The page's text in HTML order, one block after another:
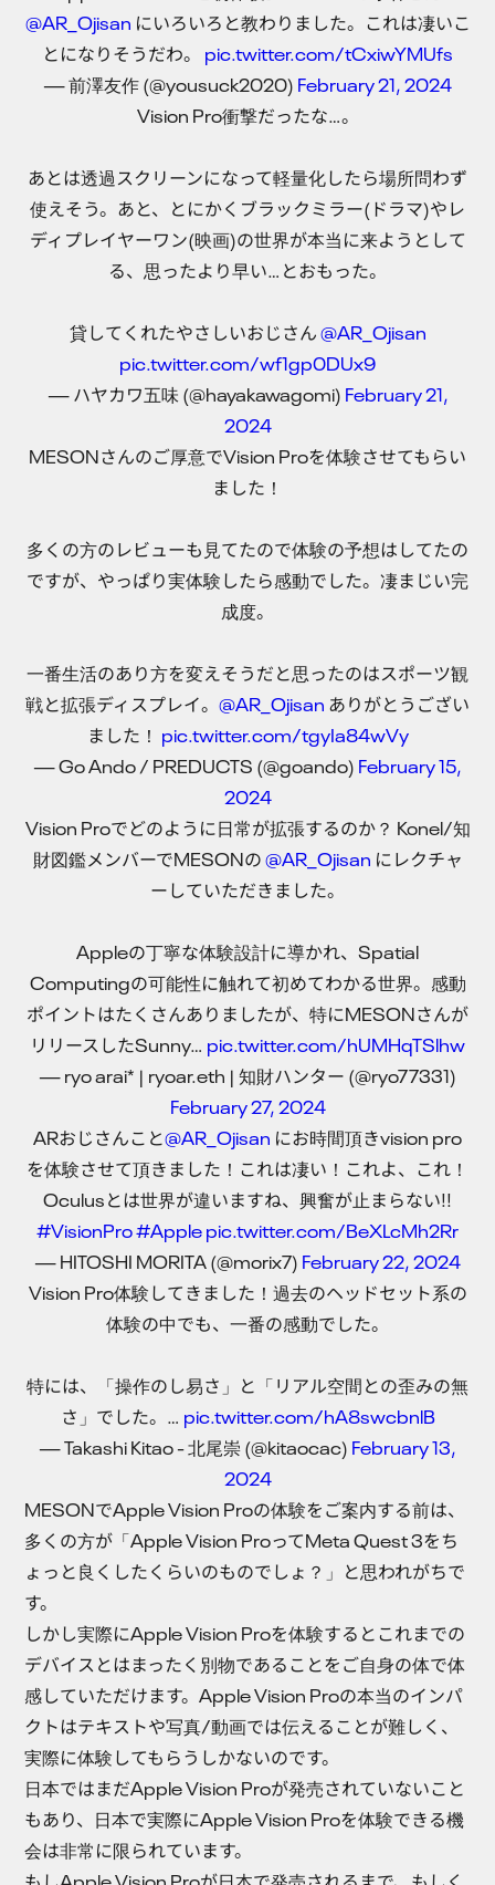
@AR_Ojisan にいろいろと教わりました。これは凄いこ
とになりそうだわ。 pic.twitter.com/tCxiwYMUfs
— 前澤友作 (@yousuck2020) February 21, 2024
Vision Pro衝撃だったな…。
あとは透過スクリーンになって軽量化したら場所問わず
使えそう。あと、とにかくブラックミラー(ドラマ)やレ
ディプレイヤーワン(映画)の世界が本当に来ようとして
る、思ったより早い…とおもった。
貸してくれたやさしいおじさん@AR_Ojisan
pic.twitter.com/wf1gp0DUx9
— ハヤカワ五味 (@hayakawagomi) February 21,
2024
MESONさんのご厚意でVision Proを体験させてもらい
ました！
多くの方のレビューも見てたので体験の予想はしてたの
ですが、やっぱり実体験したら感動でした。凄まじい完
成度。
一番生活のあり方を変えそうだと思ったのはスポーツ観
戦と拡張ディスプレイ。 @AR_Ojisan ありがとうござい
ました！ pic.twitter.com/tgyIa84wVy
— Go Ando / PREDUCTS (@goando) February 15,
2024
Vision Proでどのように日常が拡張するのか？ Konel/知
財図鑑メンバーでMESONの@AR_Ojisan にレクチャ
ーしていただきました。
Appleの丁寧な体験設計に導かれ、Spatial
Computingの可能性に触れて初めてわかる世界。感動
ポイントはたくさんありましたが、特にMESONさんが
リリースしたSunny… pic.twitter.com/hUMHqTSlhw
— ryo arai* | ryoar.eth | 知財ハンター (@ryo77331)
February 27, 2024
ARおじさんこと@AR_Ojisan にお時間頂きvision pro
を体験させて頂きました！これは凄い！これよ、これ！
Oculusとは世界が違いますね、興奮が止まらない!!
#VisionPro#Applepic.twitter.com/BeXLcMh2Rr
— HITOSHI MORITA (@morix7) February 22, 2024
Vision Pro体験してきました！過去のヘッドセット系の
体験の中でも、一番の感動でした。
特には、「操作のし易さ」と「リアル空間との歪みの無
さ」でした。… pic.twitter.com/hA8swcbnlB
— Takashi Kitao - 北尾崇 (@kitaocac) February 13,
2024
MESONでApple Vision Proの体験をご案内する前は、
多くの方が「Apple Vision ProってMeta Quest 3をち
ょっと良くしたくらいのものでしょ？」と思われがちで
す。
しかし実際にApple Vision Proを体験するとこれまでの
デバイスとはまったく別物であることをご自身の体で体
感していただけます。Apple Vision Proの本当のインパ
クトはテキストや写真/動画では伝えることが難しく、
実際に体験してもらうしかないのです。
日本ではまだApple Vision Proが発売されていないこと
もあり、日本で実際にApple Vision Proを体験できる機
会は非常に限られています。